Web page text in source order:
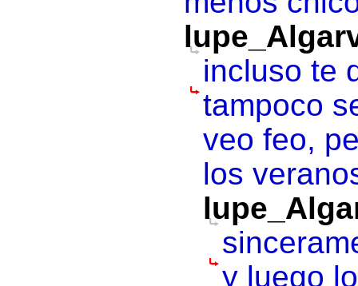
incluso te
tampoco
veo feo,
los
y luego